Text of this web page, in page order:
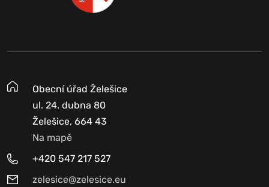
Obecní úřad Želešice
ul. 24. dubna 80
Želešice, 664 43
Na mapě
+420 547 217 527
zelesice@zelesice.eu